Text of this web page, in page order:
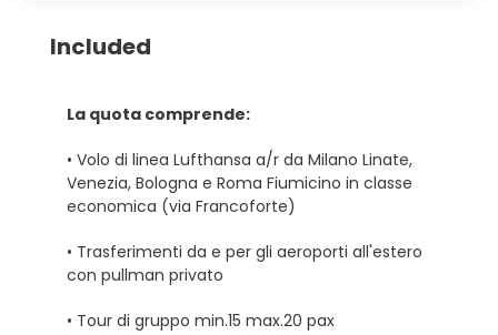
Included
La quota comprende:
• Volo di linea Lufthansa a/r da Milano Linate,
Venezia, Bologna e Roma Fiumicino in classe
economica (via Francoforte)
• Trasferimenti da e per gli aeroporti all'estero
con pullman privato
• Tour di gruppo min.15 max.20 pax